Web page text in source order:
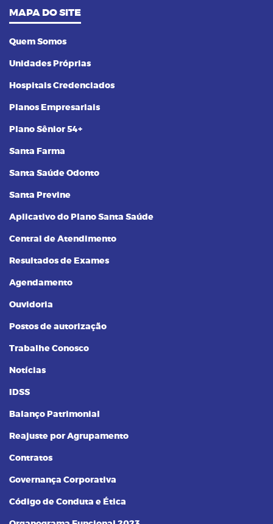
MAPA DO SITE
Quem Somos
Unidades Próprias
Hospitais Credenciados
Planos Empresariais
Plano Sênior 54+
Santa Farma
Santa Saúde Odonto
Santa Previne
Aplicativo do Plano Santa Saúde
Central de Atendimento
Resultados de Exames
Agendamento
Ouvidoria
Postos de autorização
Trabalhe Conosco
Notícias
IDSS
Balanço Patrimonial
Reajuste por Agrupamento
Contratos
Governança Corporativa
Código de Conduta e Ética